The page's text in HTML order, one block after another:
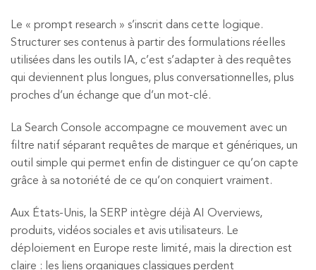
Le « prompt research » s’inscrit dans cette logique.
Structurer ses contenus à partir des formulations réelles
utilisées dans les outils IA, c’est s’adapter à des requêtes
qui deviennent plus longues, plus conversationnelles, plus
proches d’un échange que d’un mot-clé.
La Search Console accompagne ce mouvement avec un
filtre natif séparant requêtes de marque et génériques, un
outil simple qui permet enfin de distinguer ce qu’on capte
grâce à sa notoriété de ce qu’on conquiert vraiment.
Aux États-Unis, la SERP intègre déjà AI Overviews,
produits, vidéos sociales et avis utilisateurs. Le
déploiement en Europe reste limité, mais la direction est
claire : les liens organiques classiques perdent